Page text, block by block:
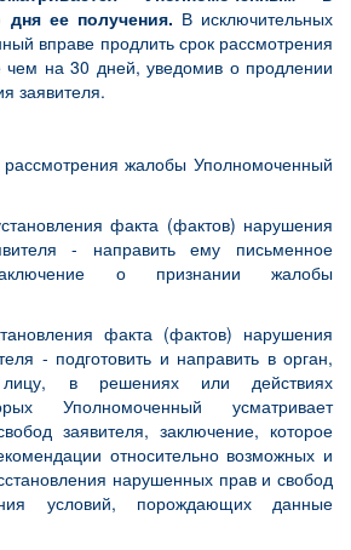
ее получения. В исключительных
вправе продлить срок рассмотрения
на 30 дней, уведомив о продлении
заявителя.
рассмотрения жалобы Уполномоченный
факта (фактов) нарушения
- направить ему письменное
о признании жалобы
факта (фактов) нарушения
- подготовить и направить в орган,
в решениях или действиях
Уполномоченный усматривает
заявителя, заключение, которое
относительно возможных и
нарушенных прав и свобод
условий, порождающих данные